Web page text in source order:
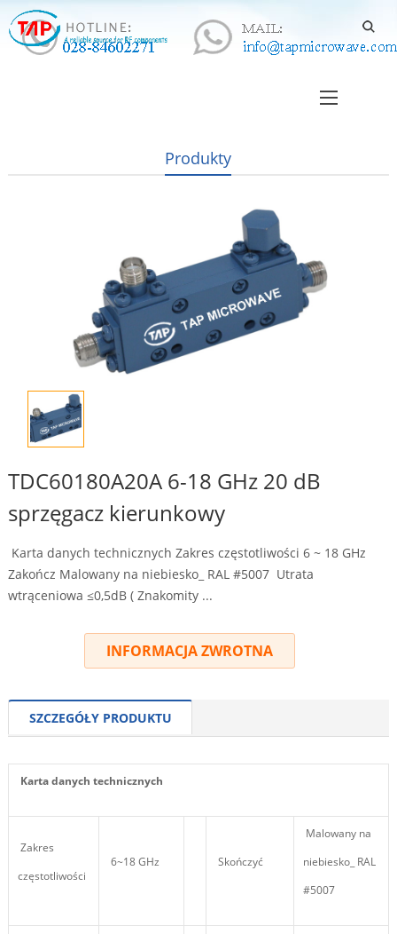
Produkty
TDC60180A20A 6-18 GHz 20 dB
sprzęgacz kierunkowy
Karta danych technicznych Zakres częstotliwości 6 ~ 18 GHz
Zakończ Malowany na niebiesko_ RAL #5007 Utrata
wtrąceniowa ≤0,5dB ( Znakomity ...
INFORMACJA ZWROTNA
SZCZEGÓŁY PRODUKTU
Karta danych technicznych
Zakres
częstotliwości
6~18 GHz Skończyć
Malowany na
niebiesko_ RAL
#5007